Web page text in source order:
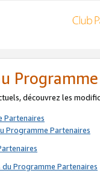
découvrez les
Partenaires
Programme Partenaires
Programme Partenaires